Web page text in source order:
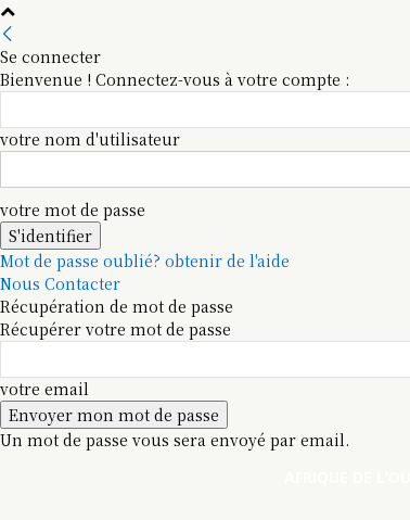
Se connecter
Bienvenue ! Connectez-vous à votre compte :
votre nom d'utilisateur
votre mot de passe
Mot de passe oublié? obtenir de l'aide
Nous Contacter
Récupération de mot de passe
Récupérer votre mot de passe
votre email
Un mot de passe vous sera envoyé par email.